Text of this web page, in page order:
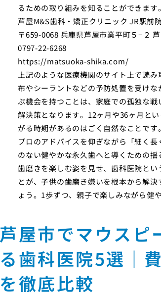
るための取り組みを知ることができます。
芦屋M&S歯科・矯正クリニック JR駅前
〒659-0068 兵庫県芦屋市業平町５−２
0797-22-6268
https://matsuoka-shika.com/
上記のような医療機関のサイト上で読
布やシーラントなどの予防処置を受け
ぶ機会を持つことは、家庭での孤独な
解決策となります。12ヶ月や36ヶ月と
がる時期があるのはごく自然なことです
プロのアドバイスを仰ぎながら「細く
のない健やかな永久歯へと導くための
歯磨きを楽しむ姿を見せ、歯科医院と
とが、子供の歯磨き嫌いを根本から解
ょう。1歩ずつ、親子で楽しみながら健
芦屋市でマウスピ
る歯科医院5選｜
を徹底比較